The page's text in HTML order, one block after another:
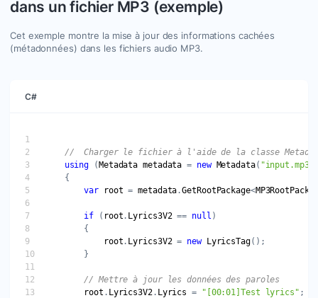
dans un fichier MP3 (exemple)
Cet exemple montre la mise à jour des informations cachées
(métadonnées) dans les fichiers audio MP3.
C#
//  Charger le fichier à l'aide de la classe
using (Metadata metadata = new Metadata( "input.mp3"
var
root = metadata .GetRootPackage<
if ( root . Lyrics3V2 == null
root . Lyrics3V2 = new LyricsTag
// Mettre à jour les données des paroles
root . Lyrics3V2. Lyrics = "[00:01]Test lyrics"